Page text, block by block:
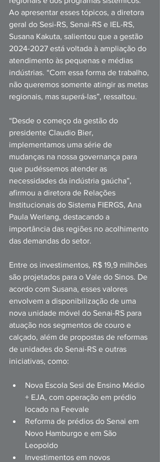
Ao apresentar esses tópicos, a diretora
geral do Sesi-RS, Senai-RS e IEL-RS,
Susana Kakuta, salientou que a gestão
2024-2027 está voltada à ampliação do
atendimento às pequenas e médias
indústrias. “Com essa forma de trabalho,
não queremos somente atingir as metas
regionais, mas superá-las”, ressaltou.
“Desde o começo da gestão do
presidente Claudio Bier,
implementamos uma série de
mudanças na nossa governança para
que pudéssemos atender as
necessidades da indústria gaúcha”,
afirmou a diretora de Relações
Institucionais do Sistema FIERGS, Ana
Paula Werlang, destacando a
importância das regiões no acolhimento
das demandas do setor.
Entre os investimentos, R$ 19,9 milhões
são projetados para o Vale do Sinos. De
acordo com Susana, esses valores
envolvem a disponibilização de uma
nova unidade móvel do Senai-RS para
atuação nos segmentos de couro e
calçado, além de propostas de reformas
de unidades do Senai-RS e outras
iniciativas, como:
Nova Escola Sesi de Ensino Médio
+ EJA, com operação em prédio
locado na Feevale
Reforma de prédios do Senai em
Novo Hamburgo e em São
Leopoldo
Investimentos em novos